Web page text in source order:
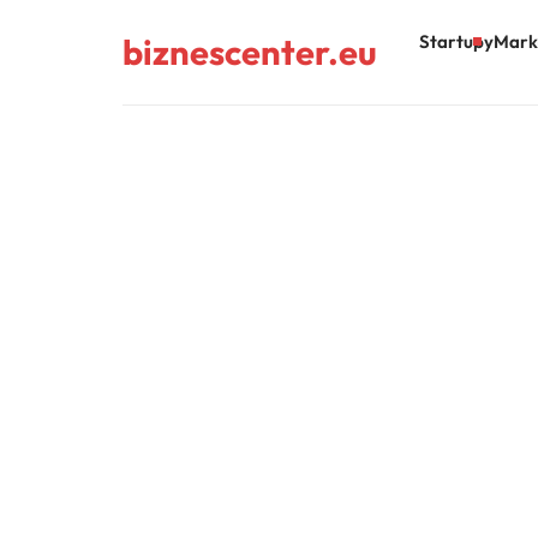
biznescenter.eu Startupy